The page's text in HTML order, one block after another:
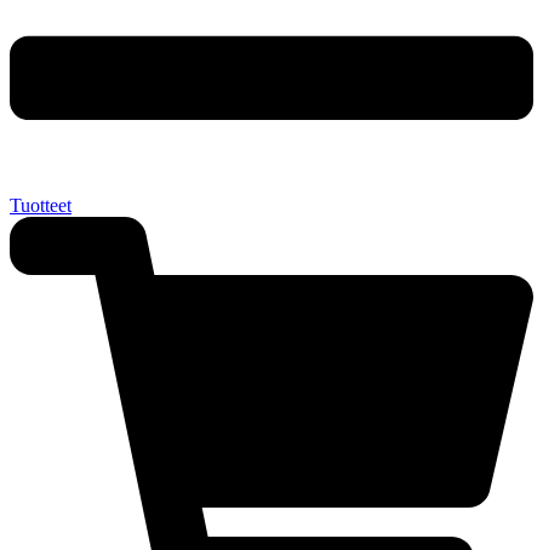
Tuotteet